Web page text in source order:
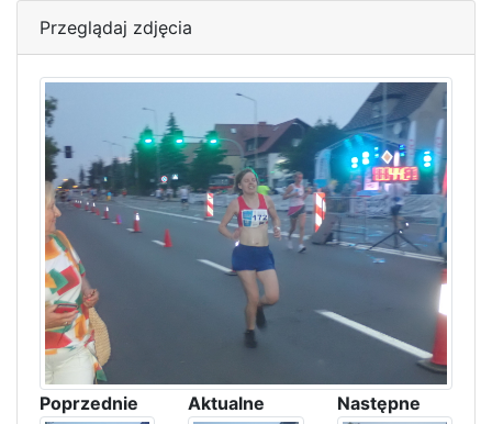
Przeglądaj zdjęcia
Poprzednie Aktualne Następne